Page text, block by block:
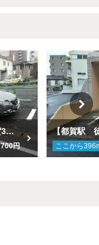
【都賀駅 徒歩３分】都賀3丁目駐車場
700円 ここから396